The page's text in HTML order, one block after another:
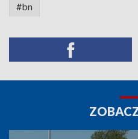
#bn